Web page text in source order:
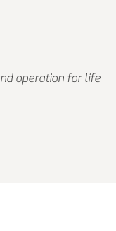
operation for life